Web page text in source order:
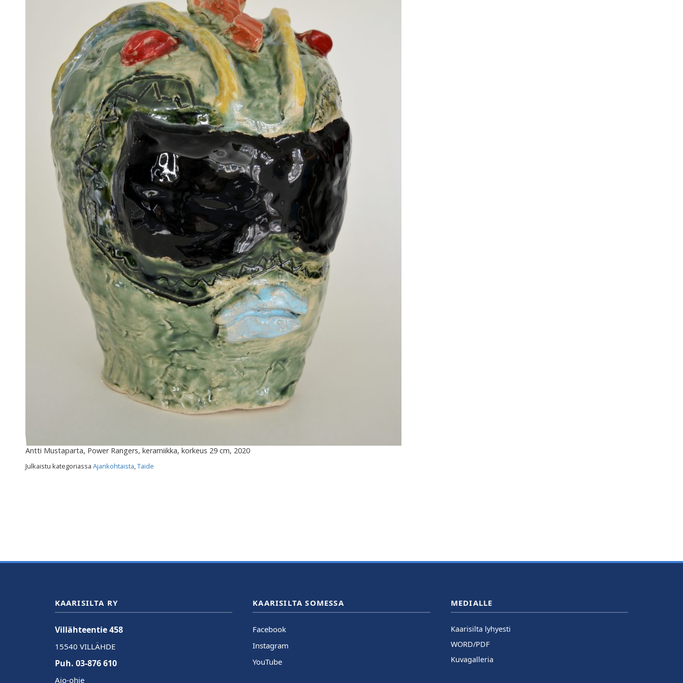
Antti Mustaparta, Power Rangers, keramiikka, korkeus 29 cm, 2020
Julkaistu kategoriassa Ajankohtaista,Taide
KAARISILTA RY
Villähteentie 458
15540 VILLÄHDE
Puh. 03-876 610
Ajo-ohje
KAARISILTA SOMESSA
Facebook
Instagram
YouTube
MEDIALLE
Kaarisilta lyhyesti
WORD/PDF
Kuvagalleria